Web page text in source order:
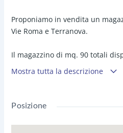
Proponiamo in vendita un
Vie Roma e Terranova.
Il magazzino di mq. 90 totali
da Via Roma e da Via terranova,
In discrete condizioni generali.
Mostra tutta la descrizione
Posizione